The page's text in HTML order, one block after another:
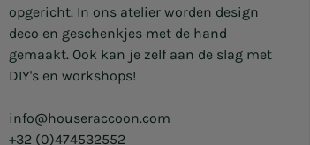
opgericht. In ons atelier worden design
deco en geschenkjes met de hand
gemaakt. Ook kan je zelf aan de slag met
DIY's en workshops!
info@houseraccoon.com
+32 (0)474532552